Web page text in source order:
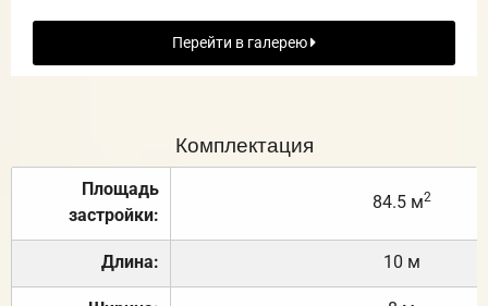
Перейти в галерею
Комплектация
Площадь
застройки:
84.5 м2
Длина: 10 м